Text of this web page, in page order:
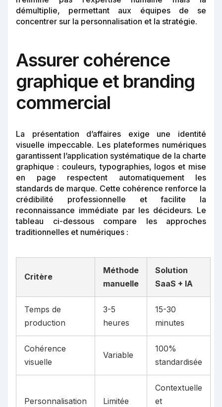
démultiplie, permettant aux équipes de se
concentrer sur la personnalisation et la stratégie.
Assurer cohérence
graphique et branding
commercial
La présentation d’affaires exige une identité
visuelle impeccable. Les plateformes numériques
garantissent l’application systématique de la charte
graphique : couleurs, typographies, logos et mise
en page respectent automatiquement les
standards de marque. Cette cohérence renforce la
crédibilité professionnelle et facilite la
reconnaissance immédiate par les décideurs. Le
tableau ci-dessous compare les approches
traditionnelles et numériques :
Critère
Méthode
manuelle
Solution
SaaS + IA
Temps de
production
3-5
heures
15-30
minutes
Cohérence
visuelle
Variable
100%
standardisée
Personnalisation Limitée
Contextuelle
et